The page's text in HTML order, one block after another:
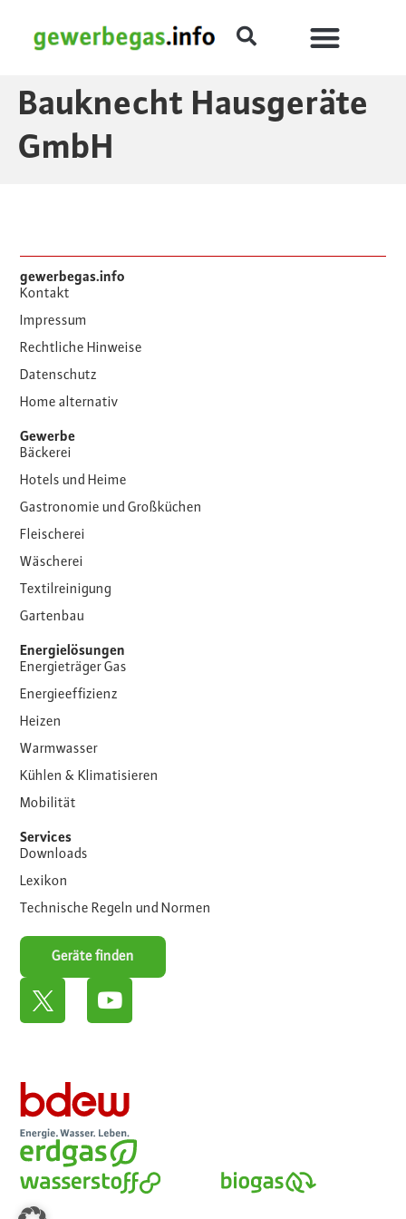
Bauknecht Hausgeräte
GmbH
gewerbegas.info
Kontakt
Impressum
Rechtliche Hinweise
Datenschutz
Home alternativ
Gewerbe
Bäckerei
Hotels und Heime
Gastronomie und Großküchen
Fleischerei
Wäscherei
Textilreinigung
Gartenbau
Energielösungen
Energieträger Gas
Energieeffizienz
Heizen
Warmwasser
Kühlen & Klimatisieren
Mobilität
Services
Downloads
Lexikon
Technische Regeln und Normen
Geräte finden